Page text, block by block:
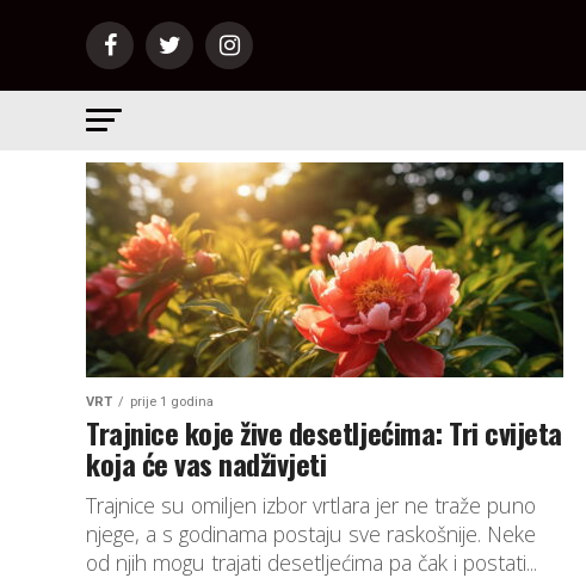
VRT prije 1 godina
Trajnice koje žive desetljećima: Tri cvijeta
koja će vas nadživjeti
Trajnice su omiljen izbor vrtlara jer ne traže puno
njege, a s godinama postaju sve raskošnije. Neke
od njih mogu trajati desetljećima pa čak i postati...